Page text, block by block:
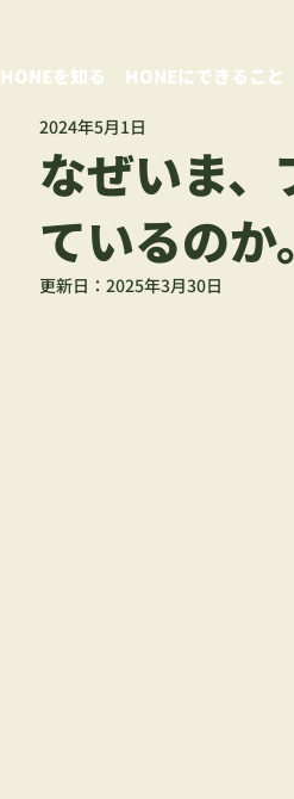
HONEを知る HONEにできること
なぜいま
ているのか。
2024年5月1日
更新日： 2025年3月30日